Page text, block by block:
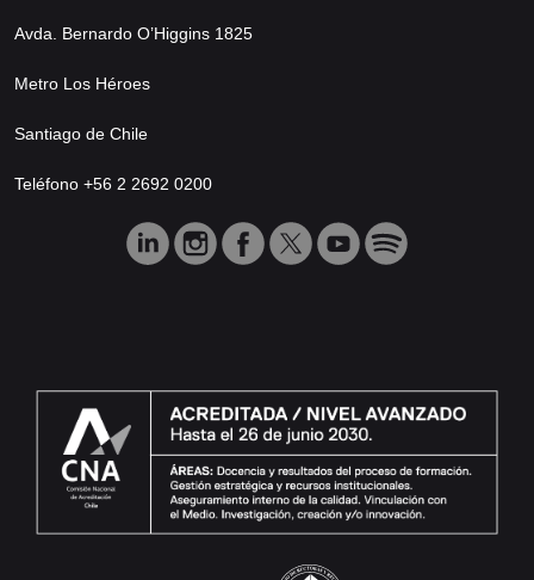
Avda. Bernardo O’Higgins 1825
Metro Los Héroes
Santiago de Chile
Teléfono +56 2 2692 0200